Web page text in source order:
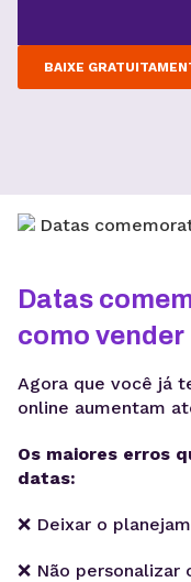
BAIXE
Datas
como vender
Agora que você já
online aumentam
Os maiores erros
datas:
❌ Deixar o
❌ Não personalizar